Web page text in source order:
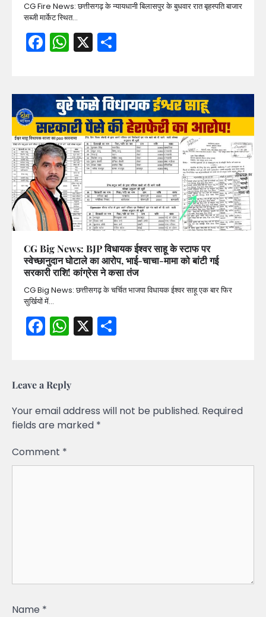
CG Fire News: छत्तीसगढ़ के न्यायधानी बिलासपुर के बुधवार रात बृहस्पति बाजार
सब्जी मार्केट स्थित…
Facebook
WhatsApp
X
CG Big News: BJP विधायक ईश्वर साहू के स्टाफ पर
स्वेच्छानुदान घोटाले का आरोप, भाई-चाचा-मामा को बांटी गई
सरकारी राशि! कांग्रेस ने कसा तंज
CG Big News: छत्तीसगढ़ के चर्चित भाजपा विधायक ईश्वर साहू एक बार फिर
सुर्खियों में…
Facebook
WhatsApp
X
Leave a Reply
Your email address will not be published. Required
fields are marked *
Comment *
Name *